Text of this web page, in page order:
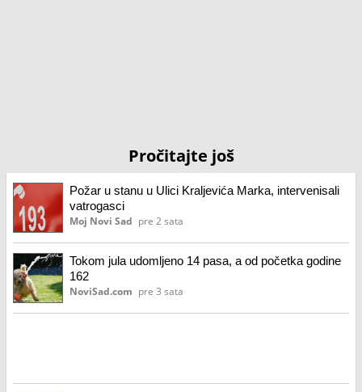
Pročitajte još
Požar u stanu u Ulici Kraljevića Marka, intervenisali
vatrogasci
Moj Novi Sad pre 2 sata
Tokom jula udomljeno 14 pasa, a od početka godine
162
NoviSad.com pre 3 sata